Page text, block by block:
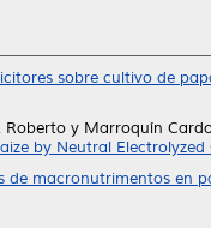
sobre cultivo de
Roberto y Marroquín
by Neutral Electrolyzed
de macronutrimentos en